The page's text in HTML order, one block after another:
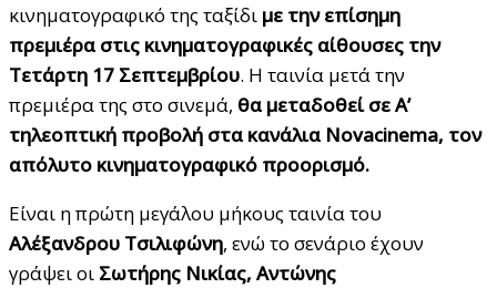
κινηματογραφικό της ταξίδι με την επίσημη
πρεμιέρα στις κινηματογραφικές αίθουσες την
Τετάρτη 17 Σεπτεμβρίου. Η ταινία μετά την
πρεμιέρα της στο σινεμά, θα μεταδοθεί σε Α’
τηλεοπτική προβολή στα κανάλια Novacinema, τον
απόλυτο κινηματογραφικό προορισμό.
Είναι η πρώτη μεγάλου μήκους ταινία του
Αλέξανδρου Τσιλιφώνη, ενώ το σενάριο έχουν
γράψει οι Σωτήρης Νικίας, Αντώνης